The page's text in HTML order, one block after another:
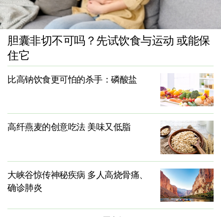
胆囊非切不可吗？先试饮食与运动 或能保
住它
比高钠饮食更可怕的杀手：磷酸盐
高纤燕麦的创意吃法 美味又低脂
大峡谷惊传神秘疾病 多人高烧骨痛、
确诊肺炎